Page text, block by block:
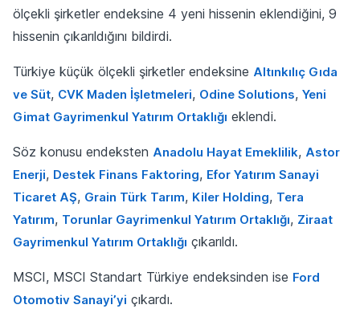
ölçekli şirketler endeksine 4 yeni hissenin eklendiğini, 9
hissenin çıkarıldığını bildirdi.
Türkiye küçük ölçekli şirketler endeksine Altınkılıç Gıda
ve Süt, CVK Maden İşletmeleri, Odine Solutions, Yeni
Gimat Gayrimenkul Yatırım Ortaklığı eklendi.
Söz konusu endeksten Anadolu Hayat Emeklilik, Astor
Enerji, Destek Finans Faktoring, Efor Yatırım Sanayi
Ticaret AŞ, Grain Türk Tarım, Kiler Holding, Tera
Yatırım, Torunlar Gayrimenkul Yatırım Ortaklığı, Ziraat
Gayrimenkul Yatırım Ortaklığı çıkarıldı.
MSCI, MSCI Standart Türkiye endeksinden ise Ford
Otomotiv Sanayi’yi çıkardı.